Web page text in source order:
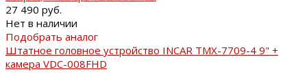
27 490 руб.
Нет в наличии
Подобрать аналог
Штатное головное устройство INCAR TMX-7709-4 9" +
камера VDC-008FHD